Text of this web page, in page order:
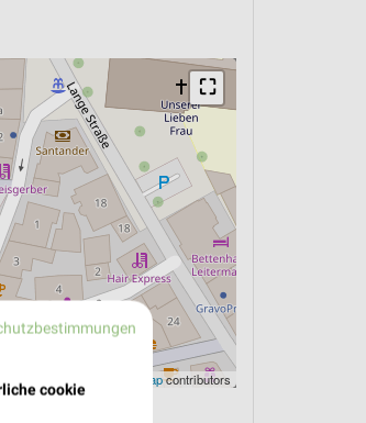
⛶
Leaflet © OpenStreetMapcontributors
cookie